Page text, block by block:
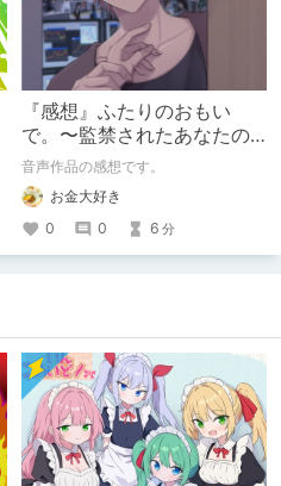
『感想』ふたりのおもい
で。〜監禁されたあなたの
末路〜【がるまに限定特典
付き】
音声作品の感想です。
お金大好き
0
0 6 分